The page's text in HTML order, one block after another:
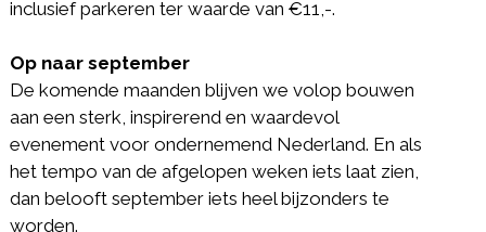
inclusief parkeren ter waarde van €11,-.
Op naar september
De komende maanden blijven we volop bouwen
aan een sterk, inspirerend en waardevol
evenement voor ondernemend Nederland. En als
het tempo van de afgelopen weken iets laat zien,
dan belooft september iets heel bijzonders te
worden.